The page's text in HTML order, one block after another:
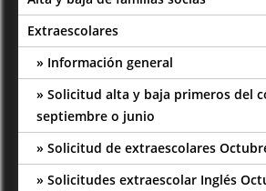
Extraescolares
Información general
Solicitud alta y baja primeros del
septiembre o junio
Solicitud de extraescolares
Solicitudes extraescolar Inglés